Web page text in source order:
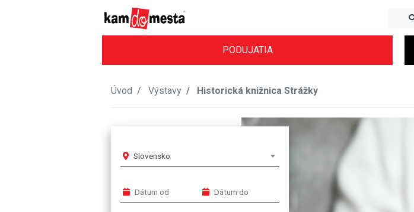
PODUJATIA
Úvod Výstavy Historická knižnica Strážky
Slovensko